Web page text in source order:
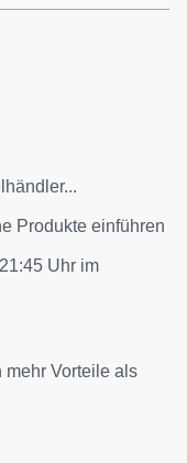
Produkte einführen
Uhr im
mehr Vorteile als